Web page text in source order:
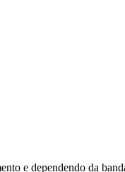
e dependendo da